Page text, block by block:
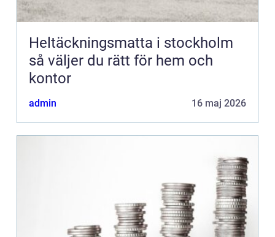
Heltäckningsmatta i stockholm
så väljer du rätt för hem och
kontor
admin 16 maj 2026